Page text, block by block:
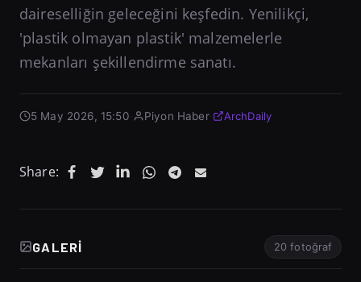
daireselliğin geleceğini keşfedin. Yenilikçi,
'plastik olmayan plastik' malzemelerle
mekanları şekillendirme sanatı.
5 May 2026, 15:50 Piyon Haber· ArchDaily
Share:
GALERI 20 fotoğraf